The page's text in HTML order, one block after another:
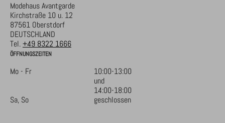
Modehaus Avantgarde
Kirchstraße 10 u. 12
87561 Oberstdorf
DEUTSCHLAND
Tel.+49 8322 1666
ÖFFNUNGSZEITEN
Mo - Fr
10:00-13:00
und
14:00-18:00
Sa, So
geschlossen